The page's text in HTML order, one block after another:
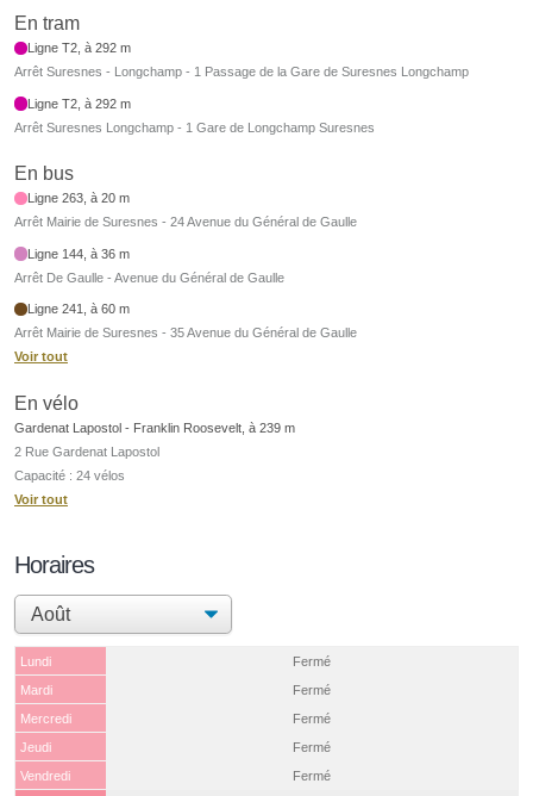
En tram
Ligne T2, à 292 m
Arrêt Suresnes - Longchamp - 1 Passage de la Gare de Suresnes Longchamp
Ligne T2, à 292 m
Arrêt Suresnes Longchamp - 1 Gare de Longchamp Suresnes
En bus
Ligne 263, à 20 m
Arrêt Mairie de Suresnes - 24 Avenue du Général de Gaulle
Ligne 144, à 36 m
Arrêt De Gaulle - Avenue du Général de Gaulle
Ligne 241, à 60 m
Arrêt Mairie de Suresnes - 35 Avenue du Général de Gaulle
Voir tout
En vélo
Gardenat Lapostol - Franklin Roosevelt, à 239 m
2 Rue Gardenat Lapostol
Capacité : 24 vélos
Voir tout
Horaires
Lundi
Fermé
Mardi
Fermé
Mercredi
Fermé
Jeudi
Fermé
Vendredi
Fermé